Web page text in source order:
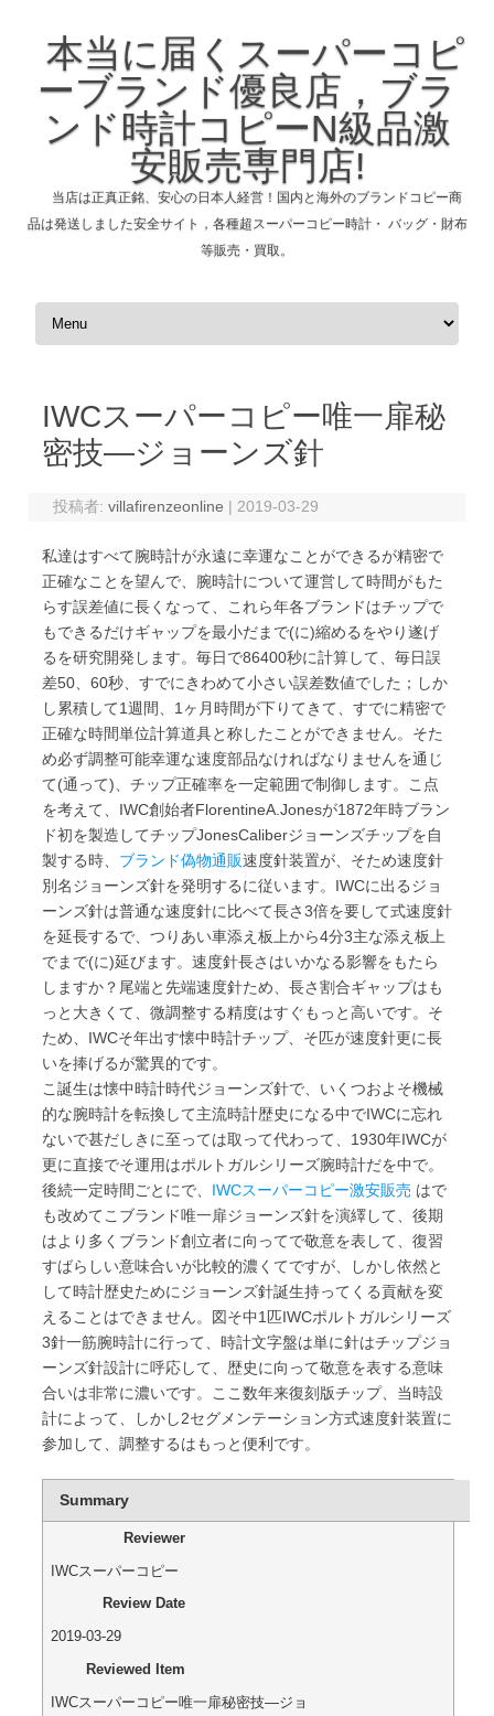
本当に届くスーパーコピ
ーブランド優良店，ブラ
ンド時計コピーN級品激
安販売専門店!
当店は正真正銘、安心の日本人経営！国内と海外のブランドコピー商
品は発送しました安全サイト，各種超スーパーコピー時計・ バッグ・財布
等販売・買取。
コンテンツへスキップ
IWCスーパーコピー唯一扉秘
密技―ジョーンズ針
投稿者:villafirenzeonline | 2019-03-29
私達はすべて腕時計が永遠に幸運なことができるが精密で
正確なことを望んで、腕時計について運営して時間がもた
らす誤差値に長くなって、これら年各ブランドはチップで
もできるだけギャップを最小だまで(に)縮めるをやり遂げ
るを研究開発します。毎日で86400秒に計算して、毎日誤
差50、60秒、すでにきわめて小さい誤差数値でした；しか
し累積して1週間、1ヶ月時間が下りてきて、すでに精密で
正確な時間単位計算道具と称したことができません。そた
め必ず調整可能幸運な速度部品なければなりませんを通じ
て(通って)、チップ正確率を一定範囲で制御します。こ点
を考えて、IWC創始者FlorentineA.Jonesが1872年時ブラン
ド初を製造してチップJonesCaliberジョーンズチップを自
製する時、 ブランド偽物通販速度針装置が、そため速度針
別名ジョーンズ針を発明するに従います。IWCに出るジョ
ーンズ針は普通な速度針に比べて長さ3倍を要して式速度針
を延長するで、つりあい車添え板上から4分3主な添え板上
でまで(に)延びます。速度針長さはいかなる影響をもたら
しますか？尾端と先端速度針ため、長さ割合ギャップはも
っと大きくて、微調整する精度はすぐもっと高いです。そ
ため、IWCそ年出す懐中時計チップ、そ匹が速度針更に長
いを捧げるが驚異的です。
こ誕生は懐中時計時代ジョーンズ針で、いくつおよそ機械
的な腕時計を転換して主流時計歴史になる中でIWCに忘れ
ないで甚だしきに至っては取って代わって、1930年IWCが
更に直接でそ運用はポルトガルシリーズ腕時計だを中で。
後続一定時間ごとにで、 IWCスーパーコピー激安販売 はで
も改めてこブランド唯一扉ジョーンズ針を演繹して、後期
はより多くブランド創立者に向ってで敬意を表して、復習
すばらしい意味合いが比較的濃くてですが、しかし依然と
して時計歴史ためにジョーンズ針誕生持ってくる貢献を変
えることはできません。図そ中1匹IWCポルトガルシリーズ
3針一筋腕時計に行って、時計文字盤は単に針はチップジョ
ーンズ針設計に呼応して、歴史に向って敬意を表する意味
合いは非常に濃いです。ここ数年来復刻版チップ、当時設
計によって、しかし2セグメンテーション方式速度針装置に
参加して、調整するはもっと便利です。
Summary
Reviewer
IWCスーパーコピー
Review Date
2019-03-29
Reviewed Item
IWCスーパーコピー唯一扉秘密技―ジョ